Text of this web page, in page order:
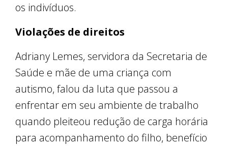
os indivíduos.
Violações de direitos
Adriany Lemes, servidora da Secretaria de
Saúde e mãe de uma criança com
autismo, falou da luta que passou a
enfrentar em seu ambiente de trabalho
quando pleiteou redução de carga horária
para acompanhamento do filho, benefício